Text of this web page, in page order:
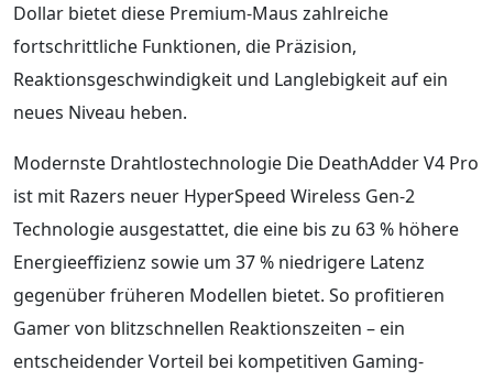
Dollar bietet diese Premium-Maus zahlreiche
fortschrittliche Funktionen, die Präzision,
Reaktionsgeschwindigkeit und Langlebigkeit auf ein
neues Niveau heben.
Modernste Drahtlostechnologie Die DeathAdder V4 Pro
ist mit Razers neuer HyperSpeed Wireless Gen-2
Technologie ausgestattet, die eine bis zu 63 % höhere
Energieeffizienz sowie um 37 % niedrigere Latenz
gegenüber früheren Modellen bietet. So profitieren
Gamer von blitzschnellen Reaktionszeiten – ein
entscheidender Vorteil bei kompetitiven Gaming-